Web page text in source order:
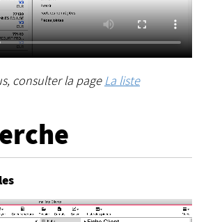
consulter la pageLa liste